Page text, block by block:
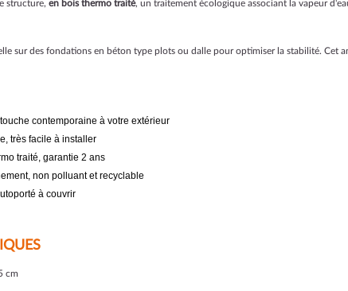
structure, en bois thermo traité, un traitement écologique associant la vapeur
sur des fondations en béton type plots ou dalle pour optimiser la stabilité. Cet
contemporaine à votre extérieur
très facile à installer
traité, garantie 2 ans
non polluant et recyclable
à couvrir
cm